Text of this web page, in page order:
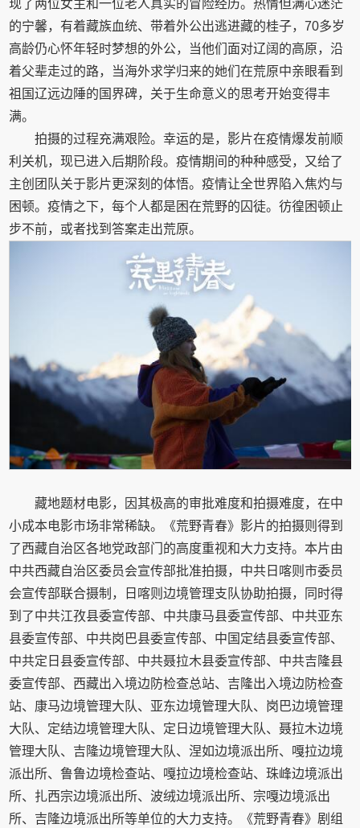
现了两位女主和一位老人真实的冒险经历。热情但满心迷茫
的宁馨，有着藏族血统、带着外公出逃进藏的桂子，70多岁
高龄仍心怀年轻时梦想的外公，当他们面对辽阔的高原，沿
着父辈走过的路，当海外求学归来的她们在荒原中亲眼看到
祖国辽远边陲的国界碑，关于生命意义的思考开始变得丰
满。
拍摄的过程充满艰险。幸运的是，影片在疫情爆发前顺
利关机，现已进入后期阶段。疫情期间的种种感受，又给了
主创团队关于影片更深刻的体悟。疫情让全世界陷入焦灼与
困顿。疫情之下，每个人都是困在荒野的囚徒。彷徨困顿止
步不前，或者找到答案走出荒原。
藏地题材电影，因其极高的审批难度和拍摄难度，在中
小成本电影市场非常稀缺。《荒野青春》影片的拍摄则得到
了西藏自治区各地党政部门的高度重视和大力支持。本片由
中共西藏自治区委员会宣传部批准拍摄，中共日喀则市委员
会宣传部联合摄制，日喀则边境管理支队协助拍摄，同时得
到了中共江孜县委宣传部、中共康马县委宣传部、中共亚东
县委宣传部、中共岗巴县委宣传部、中国定结县委宣传部、
中共定日县委宣传部、中共聂拉木县委宣传部、中共吉隆县
委宣传部、西藏出入境边防检查总站、吉隆出入境边防检查
站、康马边境管理大队、亚东边境管理大队、岗巴边境管理
大队、定结边境管理大队、定日边境管理大队、聂拉木边境
管理大队、吉隆边境管理大队、涅如边境派出所、嘎拉边境
派出所、鲁鲁边境检查站、嘎拉边境检查站、珠峰边境派出
所、扎西宗边境派出所、波绒边境派出所、宗嘎边境派出
所、吉隆边境派出所等单位的大力支持。《荒野青春》剧组